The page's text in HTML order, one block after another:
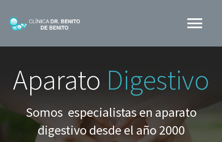
content
¿QUÉ HACEMOS?
MEDIOS
Aparato Digestivo
Somos especialistas en aparato
digestivo desde el año 2000